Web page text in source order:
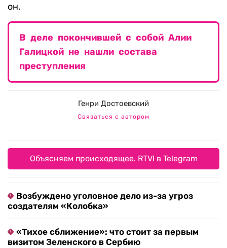
он.
В деле покончившей с собой Алии
Галицкой не нашли состава
преступления
Генри Достоевский
Связаться с автором
Объясняем происходящее. RTVI в Telegram
Возбуждено уголовное дело из-за угроз
создателям «Колобка»
«Тихое сближение»: что стоит за первым
визитом Зеленского в Сербию